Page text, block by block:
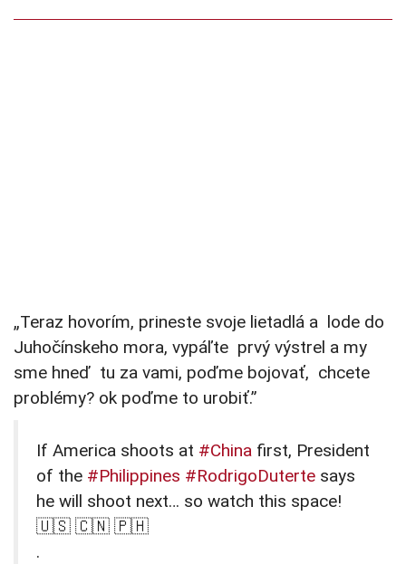
„Teraz hovorím, prineste svoje lietadlá a lode do
Juhočínskeho mora, vypáľte prvý výstrel a my
sme hneď tu za vami, poďme bojovať, chcete
problémy? ok poďme to urobiť.”
If America shoots at #China first, President
of the #Philippines #RodrigoDuterte says
he will shoot next… so watch this space!
🇺🇸 🇨🇳 🇵🇭
.